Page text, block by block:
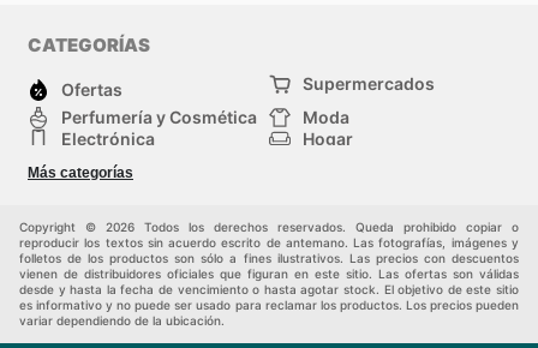
CATEGORÍAS
Ofertas
Supermercados
Perfumería y Cosmética
Moda
Electrónica
Hogar
Deporte
Juguetes y bebés
Más categorías
Copyright © 2026 Todos los derechos reservados. Queda prohibido copiar o
reproducir los textos sin acuerdo escrito de antemano. Las fotografías, imágenes y
folletos de los productos son sólo a fines ilustrativos. Las precios con descuentos
vienen de distribuidores oficiales que figuran en este sitio. Las ofertas son válidas
desde y hasta la fecha de vencimiento o hasta agotar stock. El objetivo de este sitio
es informativo y no puede ser usado para reclamar los productos. Los precios pueden
variar dependiendo de la ubicación.